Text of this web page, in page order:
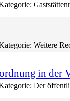
Weitere
in der
Der